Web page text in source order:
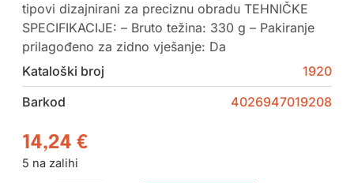
tipovi dizajnirani za preciznu obradu TEHNIČKE
SPECIFIKACIJE: – Bruto težina: 330 g – Pakiranje
prilagođeno za zidno vješanje: Da
Kataloški broj
1920
Barkod
4026947019208
14,24 €
5 na zalihi